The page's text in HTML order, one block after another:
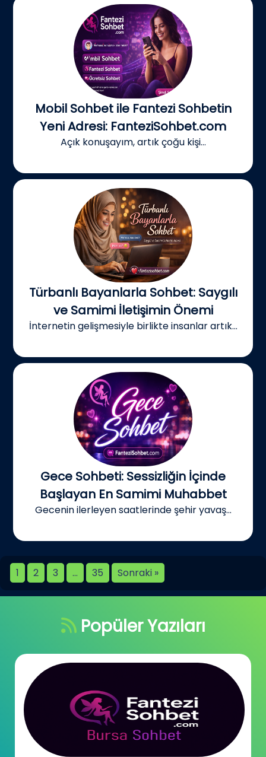
Mobil Sohbet ile Fantezi Sohbetin
Yeni Adresi: FanteziSohbet.com
Açık konuşayım, artık çoğu kişi...
Türbanlı Bayanlarla Sohbet: Saygılı
ve Samimi İletişimin Önemi
İnternetin gelişmesiyle birlikte insanlar artık...
Gece Sohbeti: Sessizliğin İçinde
Başlayan En Samimi Muhabbet
Gecenin ilerleyen saatlerinde şehir yavaş...
1 2 3 … 35 Sonraki »
Popüler Yazıları